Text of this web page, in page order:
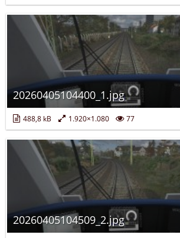
20260405104400_1.jpg
488,8 kB 1.920×1.080 77
20260405104509_2.jpg